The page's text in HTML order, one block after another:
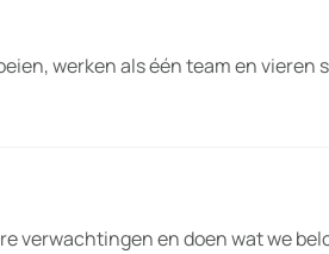
werken als één team en vieren
verwachtingen en doen wat we